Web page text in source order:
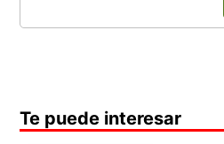
Te puede interesar